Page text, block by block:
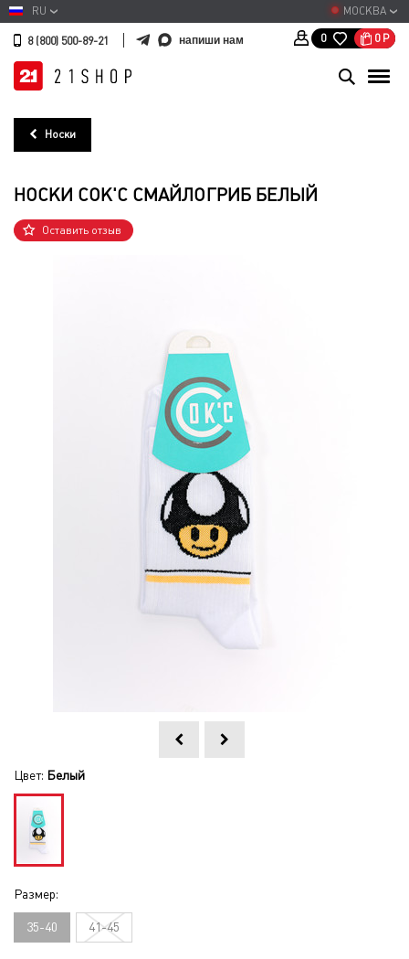
МОСКВА
RU
8 (800) 500-89-21 напиши нам 0 0 Р
Носки
НОСКИ СОК'С СМАЙЛОГРИБ БЕЛЫЙ
Оставить отзыв
Цвет: Белый
Размер:
35-40 41-45